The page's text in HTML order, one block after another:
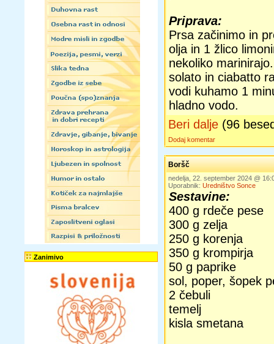
Zanimivo
Priprava:
Prsa začinimo in
olja in 1 žlico
nekoliko
solato in ciabatto
vodi kuhamo 1
hladno vodo.
Beri dalje (96
Dodaj komentar
Boršč
nedelja, 22. september 2024 @
Uporabnik: Uredništvo Sonce
Sestavine:
400 g rdeče pese
300 g zelja
250 g korenja
350 g krompirja
50 g paprike
sol, poper, šopek
2 čebuli
temelj
kisla smetana